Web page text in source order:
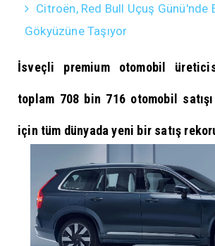
Citroën, Red Bull Uçuş Günü'nde
Gökyüzüne Taşıyor
İsveçli premium otomobil
toplam 708 bin 716 otomobil
için tüm dünyada yeni bir satış